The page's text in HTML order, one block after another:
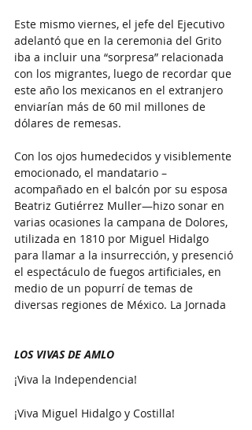
Este mismo viernes, el jefe del Ejecutivo
adelantó que en la ceremonia del Grito
iba a incluir una “sorpresa” relacionada
con los migrantes, luego de recordar que
este año los mexicanos en el extranjero
enviarían más de 60 mil millones de
dólares de remesas.
Con los ojos humedecidos y visiblemente
emocionado, el mandatario –
acompañado en el balcón por su esposa
Beatriz Gutiérrez Muller—hizo sonar en
varias ocasiones la campana de Dolores,
utilizada en 1810 por Miguel Hidalgo
para llamar a la insurrección, y presenció
el espectáculo de fuegos artificiales, en
medio de un popurrí de temas de
diversas regiones de México. La Jornada
LOS VIVAS DE AMLO
¡Viva la Independencia!
¡Viva Miguel Hidalgo y Costilla!